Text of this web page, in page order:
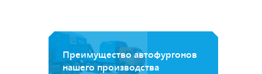
Преимущество автофургонов
нашего производства